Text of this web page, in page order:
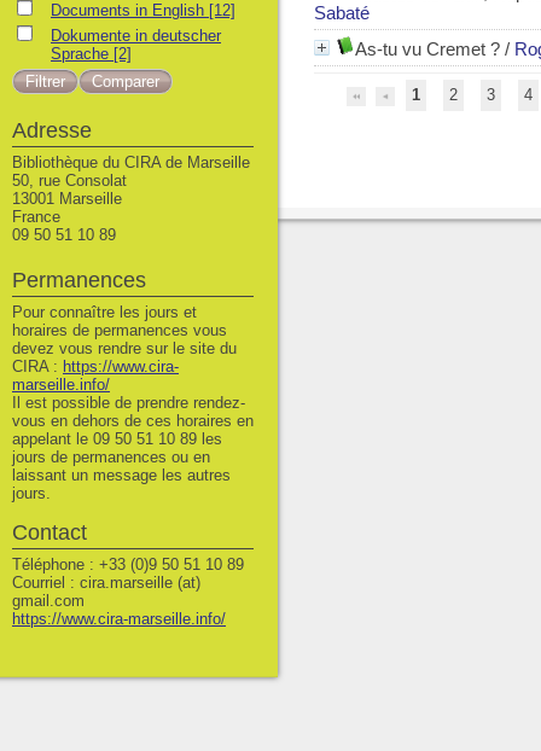
Sabaté
As-tu vu Cremet ? /
1 2 3 4
Documents in English
Documents in English [12]
Dokumente in deutscher Sprache
Dokumente in deutscher
Sprache [2]
Adresse
Bibliothèque du CIRA de Marseille
50, rue Consolat
13001 Marseille
France
09 50 51 10 89
Permanences
Pour connaître les jours et
horaires de permanences vous
devez vous rendre sur le site du
CIRA : https://www.cira-
marseille.info/
Il est possible de prendre rendez-
vous en dehors de ces horaires en
appelant le 09 50 51 10 89 les
jours de permanences ou en
laissant un message les autres
jours.
Contact
Téléphone : +33 (0)9 50 51 10 89
Courriel : cira.marseille (at)
gmail.com
https://www.cira-marseille.info/